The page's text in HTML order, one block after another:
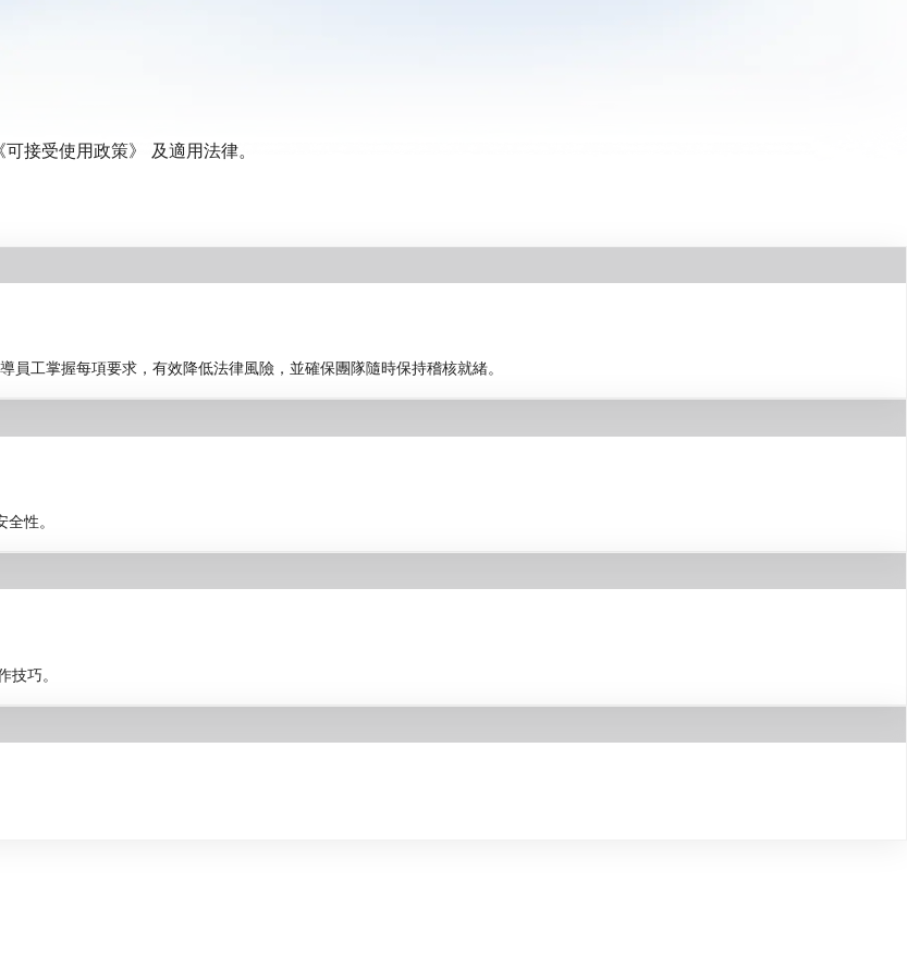
《可接受使用政策》 及適用法律。
工掌握每項要求，有效降低法律風險，並確保團隊隨時保持稽核就緒。
性。
巧。